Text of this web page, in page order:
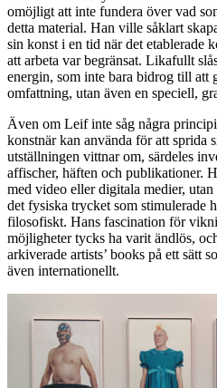
omöjligt att inte fundera över vad
detta material. Han ville såklart
sin konst i en tid när det etablerade
att arbeta var begränsat. Likafullt
energin, som inte bara bidrog till att
omfattning, utan även en speciell,
Även om Leif inte såg några
konstnär kan använda för att sprida
utställningen vittnar om, särdeles
affischer, häften och publikationer.
med video eller digitala medier,
det fysiska trycket som stimulerade
filosofiskt. Hans fascination för
möjligheter tycks ha varit ändlös,
arkiverade artists’ books på ett sätt
även internationellt.